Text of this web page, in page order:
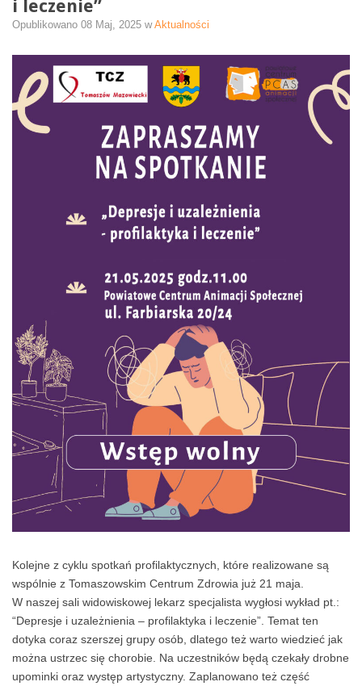
i leczenie”
Opublikowano 08 Maj, 2025 wAktualności
Kolejne z cyklu spotkań profilaktycznych, które realizowane są
wspólnie z Tomaszowskim Centrum Zdrowia już 21 maja.
W naszej sali widowiskowej lekarz specjalista wygłosi wykład pt.:
“Depresje i uzależnienia – profilaktyka i leczenie”. Temat ten
dotyka coraz szerszej grupy osób, dlatego też warto wiedzieć jak
można ustrzec się chorobie. Na uczestników będą czekały drobne
upominki oraz występ artystyczny. Zaplanowano też część